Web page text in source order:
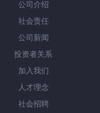
公司介绍
社会责任
公司新闻
投资者关系
加入我们
人才理念
社会招聘